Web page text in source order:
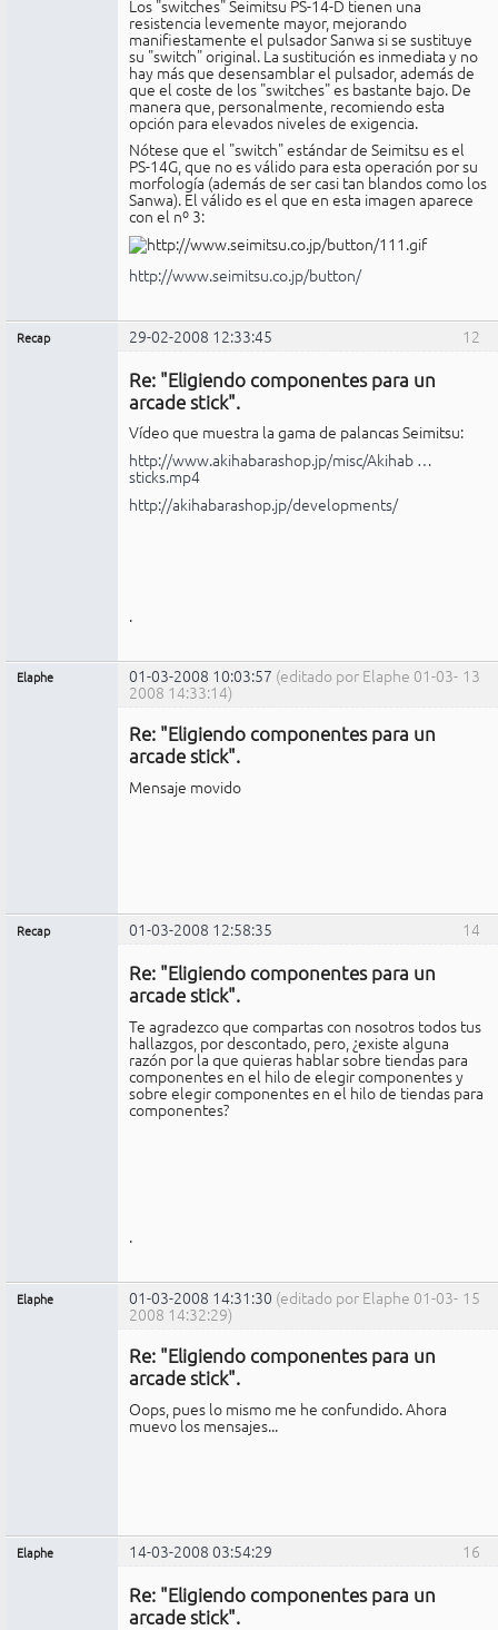
Los "switches" Seimitsu PS-14-D tienen una
resistencia levemente mayor, mejorando
manifiestamente el pulsador Sanwa si se sustituye
su "switch" original. La sustitución es inmediata y no
hay más que desensamblar el pulsador, además de
que el coste de los "switches" es bastante bajo. De
manera que, personalmente, recomiendo esta
opción para elevados niveles de exigencia.
Nótese que el "switch" estándar de Seimitsu es el
PS-14G, que no es válido para esta operación por su
morfología (además de ser casi tan blandos como los
Sanwa). El válido es el que en esta imagen aparece
con el nº 3:
http://www.seimitsu.co.jp/button/
12
Recap 29-02-2008 12:33:45
Re: "Eligiendo componentes para un
arcade stick".
Vídeo que muestra la gama de palancas Seimitsu:
http://www.akihabarashop.jp/misc/Akihab …
sticks.mp4
http://akihabarashop.jp/developments/
.
13
Elaphe 01-03-2008 10:03:57 (editado por Elaphe 01-03-
2008 14:33:14)
Re: "Eligiendo componentes para un
arcade stick".
Mensaje movido
14
Recap 01-03-2008 12:58:35
Re: "Eligiendo componentes para un
arcade stick".
Te agradezco que compartas con nosotros todos tus
hallazgos, por descontado, pero, ¿existe alguna
razón por la que quieras hablar sobre tiendas para
componentes en el hilo de elegir componentes y
sobre elegir componentes en el hilo de tiendas para
componentes?
.
15
Elaphe 01-03-2008 14:31:30 (editado por Elaphe 01-03-
2008 14:32:29)
Re: "Eligiendo componentes para un
arcade stick".
Oops, pues lo mismo me he confundido. Ahora
muevo los mensajes...
16
Elaphe 14-03-2008 03:54:29
Re: "Eligiendo componentes para un
arcade stick".